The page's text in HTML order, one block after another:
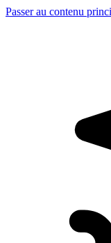
Passer au contenu